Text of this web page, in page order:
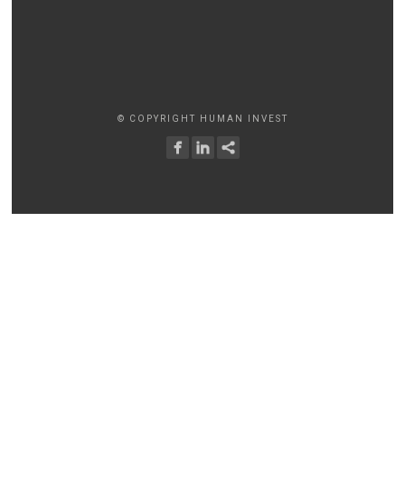
© COPYRIGHT HUMAN INVEST